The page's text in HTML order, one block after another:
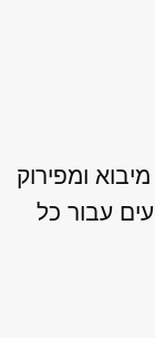
ומפירוק
עבור כל